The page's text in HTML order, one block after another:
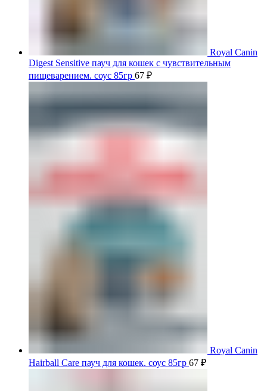
Royal Canin
Digest Sensitive пауч для кошек с чувствительным
пищеварением. соус 85гр 67 ₽
Royal Canin
Hairball Care пауч для кошек. соус 85гр 67 ₽